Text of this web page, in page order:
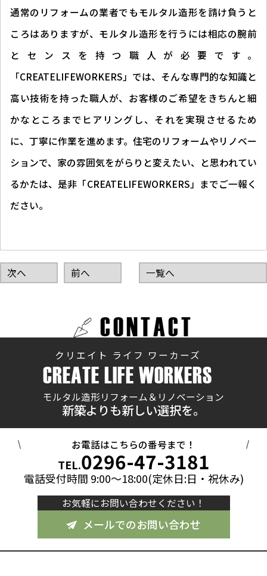
通常のリフォームの業者でもモルタル造形を請け負うと
ころはありますが、モルタル造形を行うには相応の腕前
とセンスを持つ職人が必要です。
「CREATELIFEWORKERS」では、そんな専門的な知識と
高い技術を持った職人が、お客様のご希望をきちんと細
かなところまでヒアリングし、それを実現させるため
に、丁寧に作業を進めます。住宅のリフォームやリノベー
ションで、家の雰囲気をがらりと変えたい、と思われてい
るかたは、是非「CREATELIFEWORKERS」までご一報く
ださい。
次へ 前へ 一覧へ
CONTACT
クリエイト ライフ ワーカーズ
CREATE LIFE WORKERS
モルタル造形リフォーム＆リノベーション
新築よりも新しい選択を。
お電話はこちらの番号まで！
TEL.0296-47-3181
電話受付時間 9:00～18:00(定休日:日・祝休み)
お気軽にお問い合わせください！
メールでのお問い合わせ